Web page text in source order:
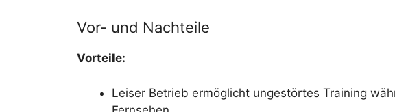
Vor- und Nachteile
Vorteile:
Leiser Betrieb ermöglicht ungestörtes Training